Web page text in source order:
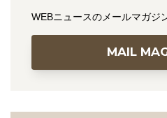
WEBニュースのメールマガジ
MAIL